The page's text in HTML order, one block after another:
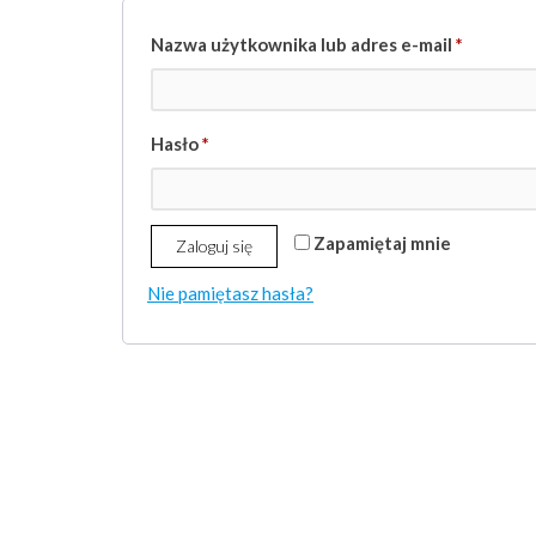
Nazwa użytkownika lub adres e-mail *
Hasło*
Zapamiętaj mnie
Zaloguj się
Nie pamiętasz hasła?